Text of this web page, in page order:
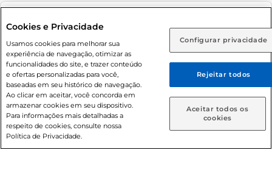
Rio de Janeiro (RJ) Goiás (GO)
Ou
Caso queira comprar online, informe como deseja receber
suas compras:
Entrega em casa Retire em Loja
Adolescente). Preços e condições exclusivos para o
prévio. O valor mínimo para as compras on-line é de R$
80,00.
© 2026 Copyright. Todos os direitos
reservados Prezunic.
Cookies e Privacidade
Usamos cookies para melhorar sua
experiência de navegação, otimizar as
funcionalidades do site, e trazer conteúdo
e ofertas personalizadas para você,
baseadas em seu histórico de navegação.
Ao clicar em aceitar, você concorda em
armazenar cookies em seu dispositivo.
Para informações mais detalhadas a
respeito de cookies, consulte nossa
Política de Privacidade.
Configurar privacidade
Rejeitar todos
Aceitar todos os
cookies